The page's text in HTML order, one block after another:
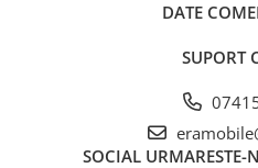
DATE
SUPORT
SOCIAL URMARESTE-